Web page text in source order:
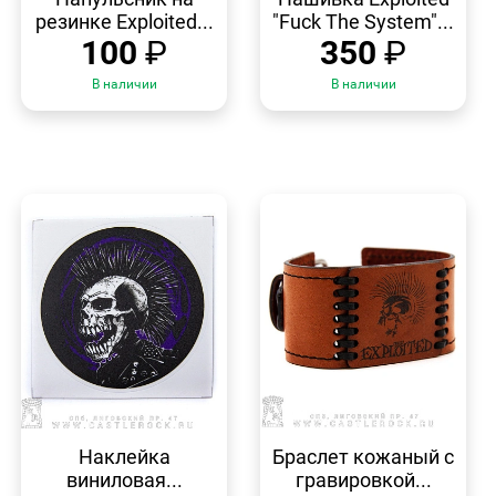
резинке Exploited...
100 ₽
В наличии
"Fuck The System"...
350 ₽
В наличии
ПРОСМОТР
Наклейка
виниловая...
ПРОСМОТР
Браслет кожаный с
гравировкой...